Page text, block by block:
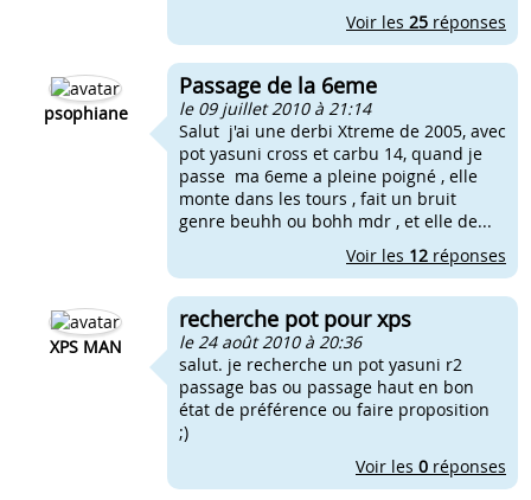
Voir les 25 réponses
psophiane
Passage de la 6eme
le 09 juillet 2010 à 21:14
Salut j'ai une derbi Xtreme de 2005, avec
pot yasuni cross et carbu 14, quand je
passe ma 6eme a pleine poigné , elle
monte dans les tours , fait un bruit
genre beuhh ou bohh mdr , et elle de...
Voir les 12 réponses
XPS MAN
recherche pot pour xps
le 24 août 2010 à 20:36
salut. je recherche un pot yasuni r2
passage bas ou passage haut en bon
état de préférence ou faire proposition
;)
Voir les 0 réponses